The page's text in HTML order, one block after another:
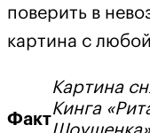
поверить в
картина с
Факт
Картина
Кинга